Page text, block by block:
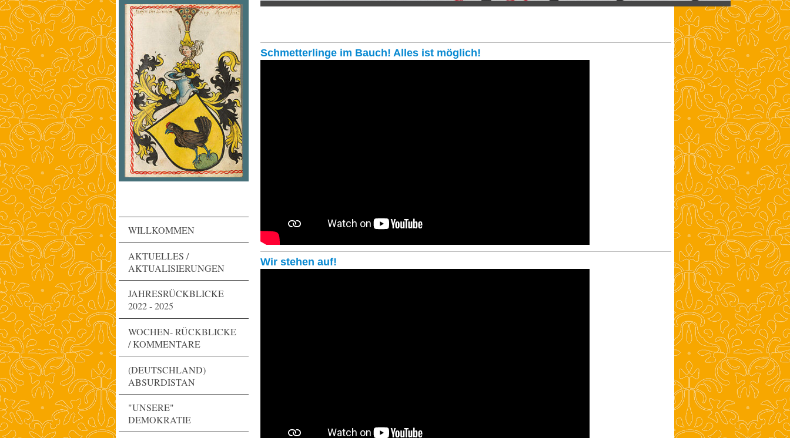
WILLKOMMEN
AKTUELLES /
AKTUALISIERUNGEN
JAHRESRÜCKBLICKE
2022 - 2025
WOCHEN- RÜCKBLICKE
/ KOMMENTARE
(DEUTSCHLAND)
ABSURDISTAN
"UNSERE"
DEMOKRATIE
Schmetterlinge im Bauch! Alles ist möglich!
Wir stehen auf!